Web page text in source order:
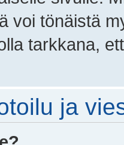
voi tönäistä
tarkkana,
ja